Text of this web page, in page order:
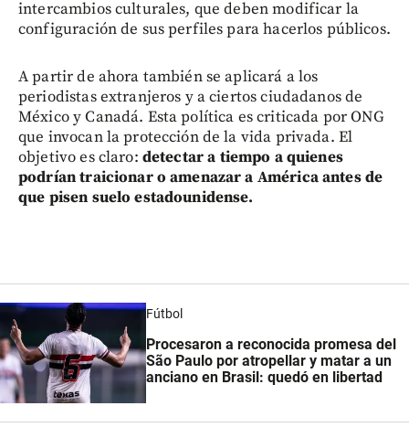
intercambios culturales, que deben modificar la
configuración de sus perfiles para hacerlos públicos.
A partir de ahora también se aplicará a los
periodistas extranjeros y a ciertos ciudadanos de
México y Canadá. Esta política es criticada por ONG
que invocan la protección de la vida privada. El
objetivo es claro: detectar a tiempo a quienes
podrían traicionar o amenazar a América antes de
que pisen suelo estadounidense.
Fútbol
Procesaron a reconocida promesa del
São Paulo por atropellar y matar a un
anciano en Brasil: quedó en libertad